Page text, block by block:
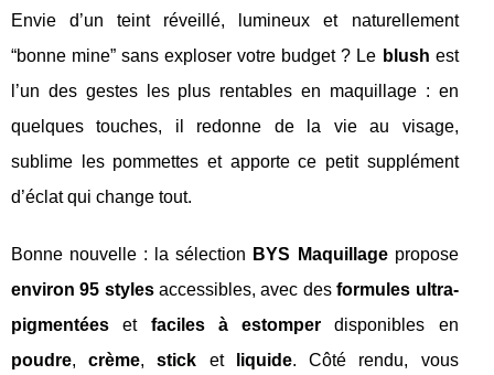
Envie d’un teint réveillé, lumineux et naturellement
“bonne mine” sans exploser votre budget ? Le blush est
l’un des gestes les plus rentables en maquillage : en
quelques touches, il redonne de la vie au visage,
sublime les pommettes et apporte ce petit supplément
d’éclat qui change tout.
Bonne nouvelle : la sélection BYS Maquillagepropose
environ 95 stylesaccessibles, avec desformules ultra-
pigmentées et faciles à estomper disponibles en
poudre,crème,stick et liquide. Côté rendu, vous